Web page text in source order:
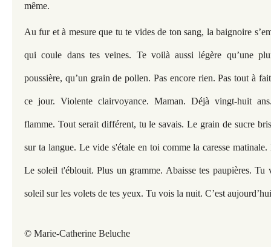
même.
Au fur et à mesure que tu te vides de ton sang, la baignoire
qui coule dans tes veines. Te voilà aussi légère qu’une
poussière, qu’un grain de pollen. Pas encore rien. Pas tout à
ce jour. Violente clairvoyance. Maman. Déjà vingt-huit
flamme. Tout serait différent, tu le savais. Le grain de sucre
sur ta langue. Le vide s'étale en toi comme la caresse
Le soleil t'éblouit. Plus un gramme. Abaisse tes paupières. Tu
soleil sur les volets de tes yeux. Tu vois la nuit. C’est
© Marie-Catherine Beluche